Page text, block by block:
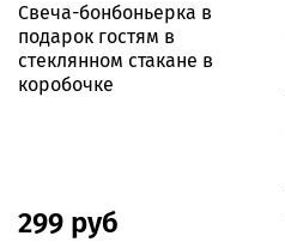
Свеча-бонбоньерка в
подарок гостям в
стеклянном стакане в
коробочке
299 руб